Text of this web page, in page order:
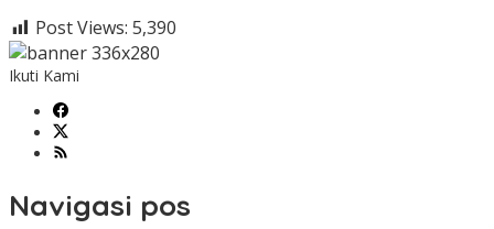
Post Views: 5,390
Ikuti Kami
Navigasi pos